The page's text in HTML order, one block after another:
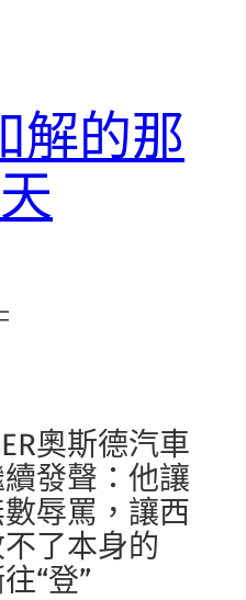
解的那
奧斯德汽車
發聲：他讓
辱罵，讓西
了本身的
“登”